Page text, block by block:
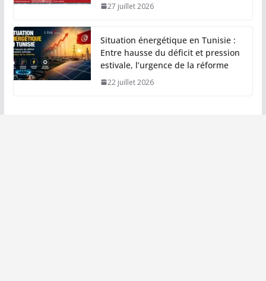
27 juillet 2026
Situation énergétique en Tunisie :
Entre hausse du déficit et pression
estivale, l’urgence de la réforme
22 juillet 2026